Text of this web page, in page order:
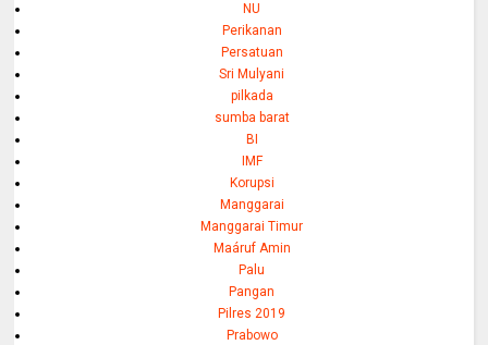
NU
Perikanan
Persatuan
Sri Mulyani
pilkada
sumba barat
BI
IMF
Korupsi
Manggarai
Manggarai Timur
Maáruf Amin
Palu
Pangan
Pilres 2019
Prabowo